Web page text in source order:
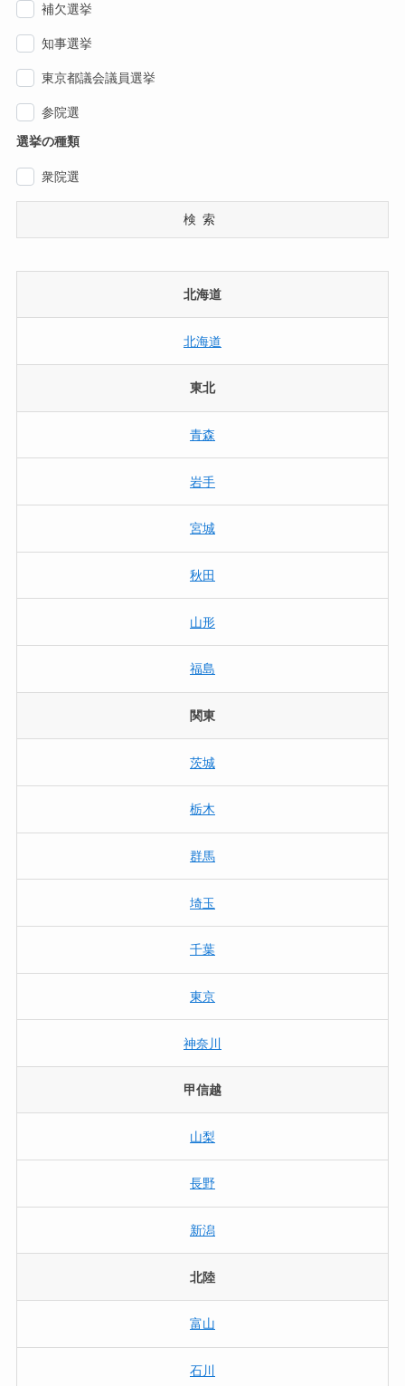
補欠選挙
知事選挙
東京都議会議員選挙
参院選
選挙の種類
衆院選
検索
北海道
北海道
東北
青森
岩手
宮城
秋田
山形
福島
関東
茨城
栃木
群馬
埼玉
千葉
東京
神奈川
甲信越
山梨
長野
新潟
北陸
富山
石川